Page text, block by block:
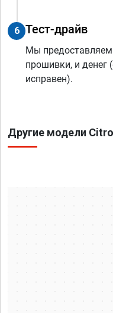
6 Тест-драйв
Мы предоставляем
прошивки, и денег
исправен).
Другие модели